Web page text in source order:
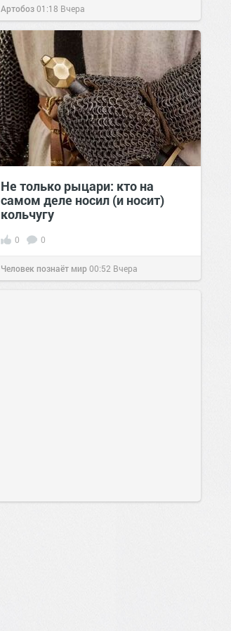
Артобоз01:18 Вчера
Не только рыцари: кто на
самом деле носил (и носит)
кольчугу
0 0
Человек познаёт мир00:52 Вчера